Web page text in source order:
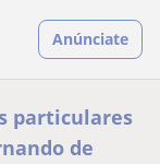
Anúnciate
particulares
de